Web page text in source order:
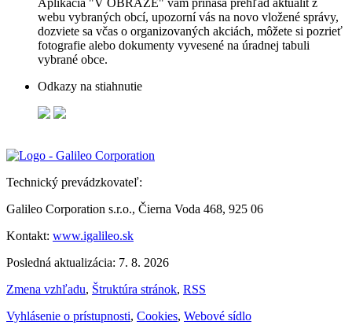
Aplikácia "V OBRAZE" vám prináša prehľad aktualít z
webu vybraných obcí, upozorní vás na novo vložené správy,
dozviete sa včas o organizovaných akciách, môžete si pozrieť
fotografie alebo dokumenty vyvesené na úradnej tabuli
vybrané obce.
Odkazy na stiahnutie
Technický prevádzkovateľ:
Galileo Corporation s.r.o., Čierna Voda 468, 925 06
Kontakt: www.igalileo.sk
Posledná aktualizácia: 7. 8. 2026
Zmena vzhľadu, Štruktúra stránok, RSS
Vyhlásenie o prístupnosti, Cookies, Webové sídlo